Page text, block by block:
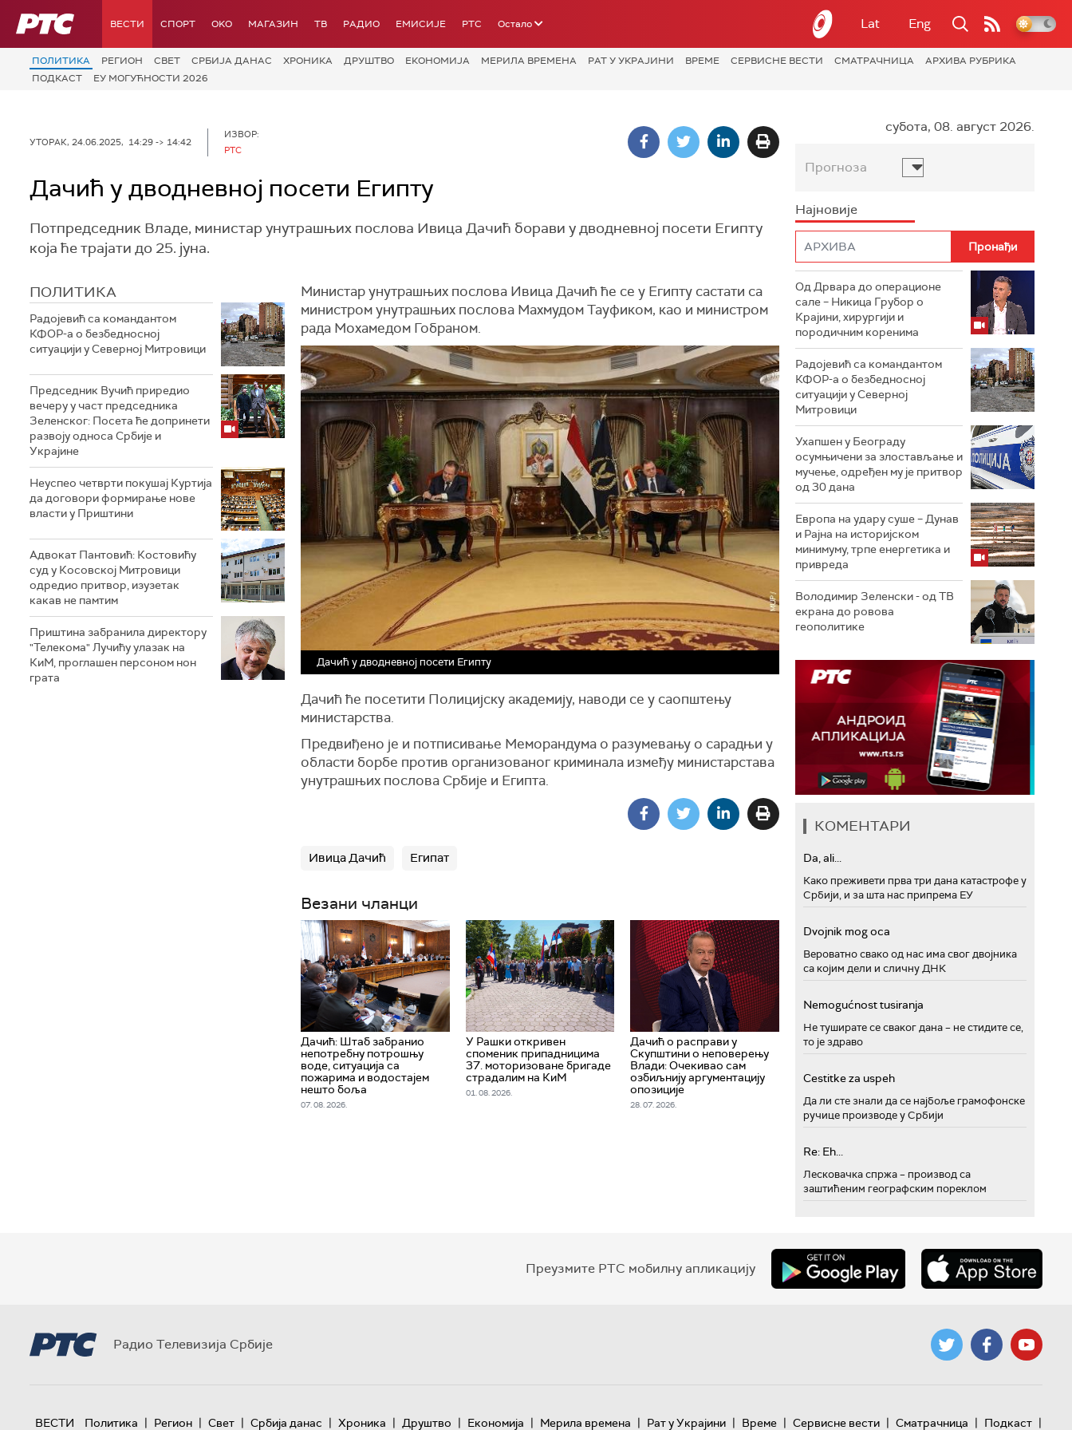
РТС ВЕСТИ СПОРТ OKO МАГАЗИН ТВ РАДИО ЕМИСИЈЕ РТС Остало Lat Eng
ПОЛИТИКА РЕГИОН СВЕТ СРБИЈА ДАНАС ХРОНИКА ДРУШТВО ЕКОНОМИЈА МЕРИЛА ВРЕМЕНА РАТ У УКРАЈИНИ ВРЕМЕ СЕРВИСНЕ ВЕСТИ СМАТРАЧНИЦА
АРХИВА РУБРИКА
ПОДКАСТ
ЕУ МОГУЋНОСТИ 2026
УТОРАК, 24.06.2025, 14:29 -> 14:42
ИЗВОР:
РТС
Дачић у дводневној посети Египту
Потпредседник Владе, министар унутрашњих послова Ивица Дачић борави у дводневној посети Египту
која ће трајати до 25. јуна.
ПОЛИТИКА
Радојевић са командантом
КФОР-а о безбедносној
ситуацији у Северној Митровици
Председник Вучић приредио
вечеру у част председника
Зеленског: Посета ће допринети
развоју односа Србије и
Украјине
Неуспео четврти покушај Куртија
да договори формирање нове
власти у Приштини
Адвокат Пантовић: Костовићу
суд у Косовској Митровици
одредио притвор, изузетак
какав не памтим
Приштина забранила директору
"Телекома" Лучићу улазак на
КиМ, проглашен персоном нон
грата
Министар унутрашњих послова Ивица Дачић ће се у Египту састати са
министром унутрашњих послова Махмудом Тауфиком, као и министром
рада Мохамедом Гобраном.
Дачић у дводневној посети Египту
Дачић ће посетити Полицијску академију, наводи се у саопштењу
министарства.
Предвиђено је и потписивање Меморандума о разумевању о сарадњи у
области борбе против организованог криминала између министарстава
унутрашњих послова Србије и Египта.
Ивица Дачић Египат
Везани чланци
Дачић: Штаб забранио
непотребну потрошњу
воде, ситуација са
пожарима и водостајем
нешто боља
07. 08. 2026.
У Рашки откривен
споменик припадницима
37. моторизоване бригаде
страдалим на КиМ
01. 08. 2026.
Дачић о расправи у
Скупштини о неповерењу
Влади: Очекивао сам
озбиљнију аргументацију
опозиције
28. 07. 2026.
субота, 08. август 2026.
Прогноза
Најновије
Од Дрвара до операционе
сале – Никица Грубор о
Крајини, хирургији и
породичним коренима
Радојевић са командантом
КФОР-а о безбедносној
ситуацији у Северној
Митровици
Ухапшен у Београду
осумњичени за злостављање и
мучење, одређен му је притвор
од 30 дана
Европа на удару суше – Дунав
и Рајна на историјском
минимуму, трпе енергетика и
привреда
Володимир Зеленски - од ТВ
екрана до ровова
геополитике
КОМЕНТАРИ
Da, ali...
Како преживети прва три дана катастрофе у
Србији, и за шта нас припрема ЕУ
Dvojnik mog oca
Вероватно свако од нас има свог двојника
са којим дели и сличну ДНК
Nemogućnost tusiranja
Не туширате се сваког дана – не стидите се,
то је здраво
Cestitke za uspeh
Да ли сте знали да се најбоље грамофонске
ручице производе у Србији
Re: Eh...
Лесковачка спржа – производ са
заштићеним географским пореклом
Преузмите РТС мобилну апликацију
Радио Телевизија Србије
ВЕСТИ Политика | Регион | Свет | Србија данас | Хроника | Друштво | Економија | Мерила времена | Рат у Украјини | Време | Сервисне вести | Сматрачница | Подкаст |